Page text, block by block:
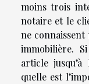
moins trois
notaire et le
ne
immobilière.
article
quelle est